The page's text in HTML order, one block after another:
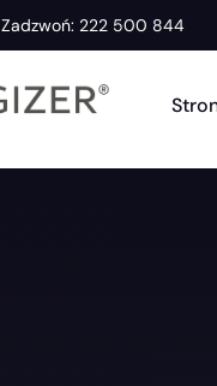
Zadzwoń: 222 500 844